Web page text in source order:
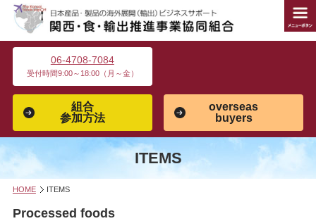
06-4708-7084
受付時間9:00～18:00（月～金）
組合
参加方法
overseas
buyers
ITEMS
HOME ITEMS
Processed foods